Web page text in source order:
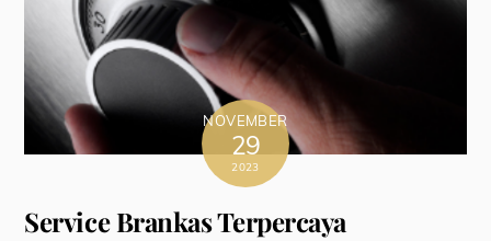
NOVEMBER
29
2023
Service Brankas Terpercaya